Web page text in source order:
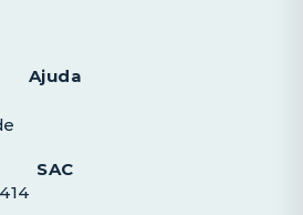
Ajuda
SAC